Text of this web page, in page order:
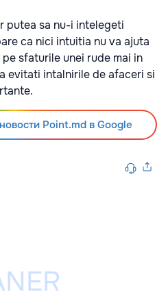
putea sa nu-i intelegeti
ca nici intuitia nu va ajuta
sfaturile unei rude mai in
evitati intalnirile de afaceri si
Point.md в Google